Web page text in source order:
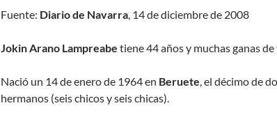
Fuente: Diario de Navarra, 14 de diciembre de 2008
Jokin Arano Lampreabe tiene 44 años y muchas ganas de
Nació un 14 de enero de 1964 en Beruete, el décimo de
hermanos (seis chicos y seis chicas).